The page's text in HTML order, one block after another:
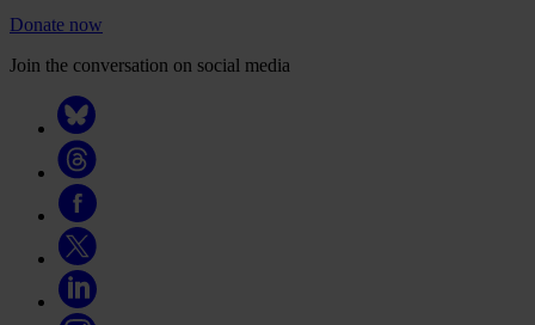
Donate now
Join the conversation on social media